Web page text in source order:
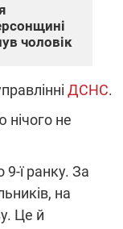
чоловік
ДСНС.
не
ї ранку. За
на
Це й